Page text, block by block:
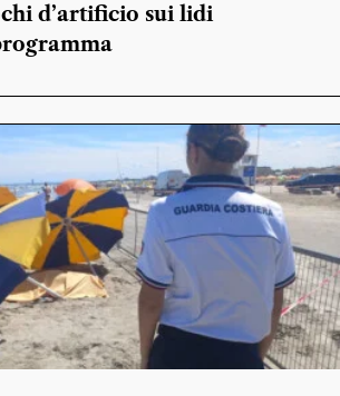
d’artificio sui lidi